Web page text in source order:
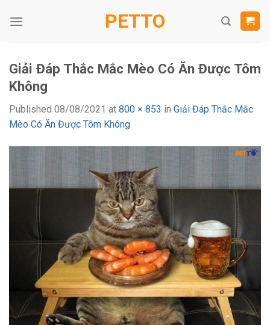
PETTO
Giải Đáp Thắc Mắc Mèo Có Ăn Được Tôm
Không
Published 08/08/2021 at 800 × 853 in Giải Đáp Thắc Mắc
Mèo Có Ăn Được Tôm Không